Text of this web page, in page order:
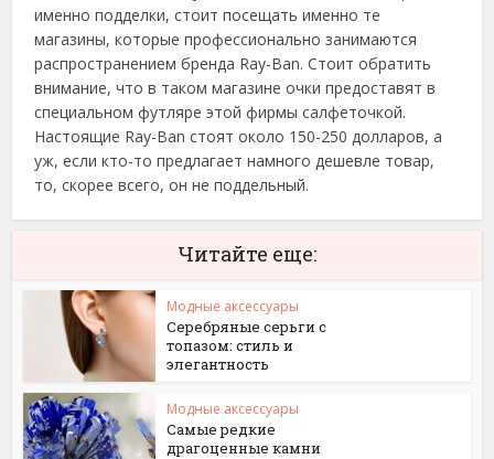
именно подделки, стоит посещать именно те
магазины, которые профессионально занимаются
распространением бренда Ray-Ban. Стоит обратить
внимание, что в таком магазине очки предоставят в
специальном футляре этой фирмы салфеточкой.
Настоящие Ray-Ban стоят около 150-250 долларов, а
уж, если кто-то предлагает намного дешевле товар,
то, скорее всего, он не поддельный.
Читайте еще:
Модные аксессуары
Серебряные серьги с
топазом: стиль и
элегантность
Модные аксессуары
Самые редкие
драгоценные камни